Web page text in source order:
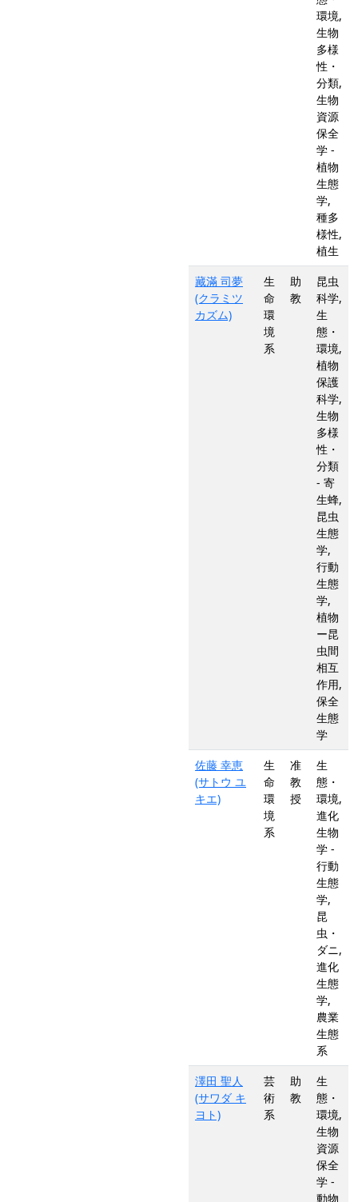
環境,
生物
多様
性・
分類,
生物
資源
保全
学 -
植物
生態
学,
種多
様性,
植生
藏滿 司夢
(クラミツ
カズム)
生
命
環
境
系
助
教
昆虫
科学,
生
態・
環境,
植物
保護
科学,
生物
多様
性・
分類
- 寄
生蜂,
昆虫
生態
学,
行動
生態
学,
植物
ー昆
虫間
相互
作用,
保全
生態
学
佐藤 幸恵
(サトウ ユ
キエ)
生
命
環
境
系
准
教
授
生
態・
環境,
進化
生物
学 -
行動
生態
学,
昆
虫・
ダニ,
進化
生態
学,
農業
生態
系
澤田 聖人
(サワダ キ
ヨト)
芸
術
系
助
教
生
態・
環境,
生物
資源
保全
学 -
動物